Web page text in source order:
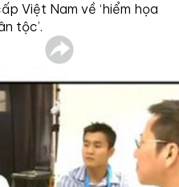
Việt Nam về ‘hiểm họa
tộc’.